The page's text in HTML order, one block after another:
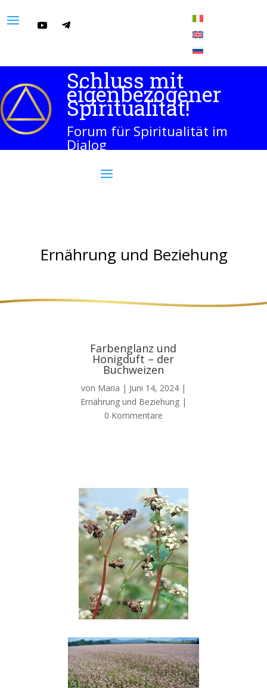
Schluss mit
eigenbezogener
Spiritualität!
Forum für Spiritualität im
Dialog
Ernährung und Beziehung
Farbenglanz und
Honigduft – der
Buchweizen
von Maria | Juni 14, 2024|
Ernährung und Beziehung|
0 Kommentare